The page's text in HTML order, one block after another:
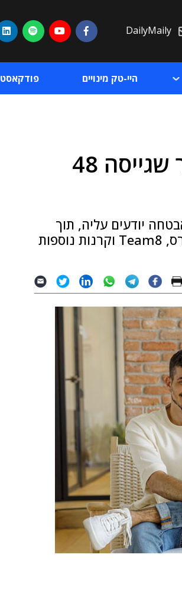
DailyMaily
היי-טק מינויים פודקאסט
אבטחת נקודות קצה: קוי נחשפת לאחר שגייסה 48
יודעים עליה, תוך
שקיפות מלאה, ניתוח סיכונים ואכיפה בנקודת הקצה ● באטרי ונצ'רס, Team8 וקרנות נוספות